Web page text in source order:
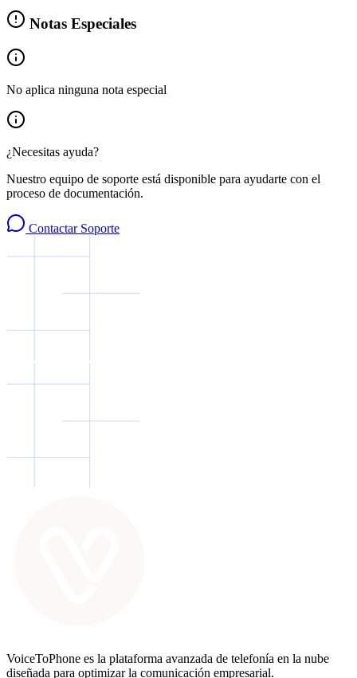
Notas Especiales
No aplica ninguna nota especial
¿Necesitas ayuda?
Nuestro equipo de soporte está disponible para ayudarte con el
proceso de documentación.
Contactar Soporte
VoiceToPhone es la plataforma avanzada de telefonía en la nube
diseñada para optimizar la comunicación empresarial.